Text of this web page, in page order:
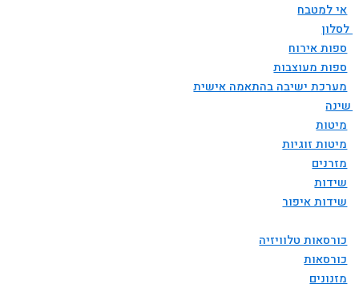
אי למטבח
לסלון
ספות אירוח
ספות מעוצבות
מערכת ישיבה בהתאמה אישית
שינה
מיטות
מיטות זוגיות
מזרנים
שידות
שידות איפור
כורסאות טלוויזיה
כורסאות
מזנונים